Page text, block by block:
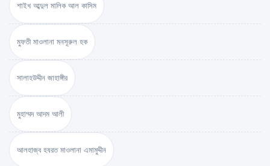
শাইখ আব্দুল মালিক আল কাসিম
মুফতী মাওলানা মনসূরুল হক
সালাহউদ্দীন জাহাঙ্গীর
মুহাম্মদ আদম আলী
আলহাজ্ব হযরত মাওলানা এমামুদ্দীন